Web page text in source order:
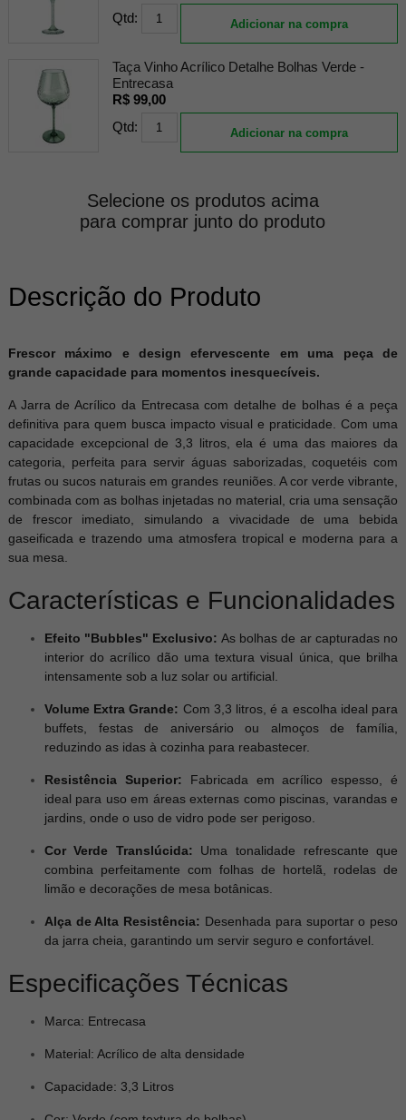
Qtd:
Adicionar na compra
Taça Vinho Acrílico Detalhe Bolhas Verde -
Entrecasa
R$ 99,00
Qtd:
Adicionar na compra
Selecione os produtos acima
para comprar junto do produto
Descrição do Produto
Frescor máximo e design efervescente em uma peça de
grande capacidade para momentos inesquecíveis.
A Jarra de Acrílico da Entrecasa com detalhe de bolhas é a peça
definitiva para quem busca impacto visual e praticidade. Com uma
capacidade excepcional de 3,3 litros, ela é uma das maiores da
categoria, perfeita para servir águas saborizadas, coquetéis com
frutas ou sucos naturais em grandes reuniões. A cor verde vibrante,
combinada com as bolhas injetadas no material, cria uma sensação
de frescor imediato, simulando a vivacidade de uma bebida
gaseificada e trazendo uma atmosfera tropical e moderna para a
sua mesa.
Características e Funcionalidades
Efeito "Bubbles" Exclusivo: As bolhas de ar capturadas no
interior do acrílico dão uma textura visual única, que brilha
intensamente sob a luz solar ou artificial.
Volume Extra Grande: Com 3,3 litros, é a escolha ideal para
buffets, festas de aniversário ou almoços de família,
reduzindo as idas à cozinha para reabastecer.
Resistência Superior: Fabricada em acrílico espesso, é
ideal para uso em áreas externas como piscinas, varandas e
jardins, onde o uso de vidro pode ser perigoso.
Cor Verde Translúcida: Uma tonalidade refrescante que
combina perfeitamente com folhas de hortelã, rodelas de
limão e decorações de mesa botânicas.
Alça de Alta Resistência: Desenhada para suportar o peso
da jarra cheia, garantindo um servir seguro e confortável.
Especificações Técnicas
Marca: Entrecasa
Material: Acrílico de alta densidade
Capacidade: 3,3 Litros